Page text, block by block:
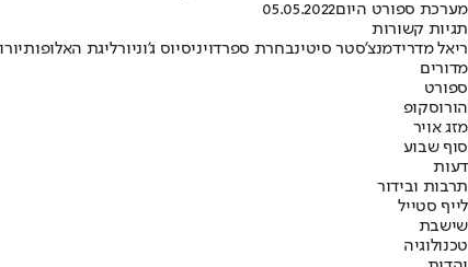
מערכת ספורט היום05.05.2022
תגיות קשורות
ריאל מדרידמנצ'סטר סיטינבחרת ספרדויניסיוס ג'וניורליגת האלופותיורו
מדורים
ספורט
הורוסקופ
מזג אויר
סוף שבוע
דעות
תרבות ובידור
לייף סטייל
שישבת
טכנולוגיה